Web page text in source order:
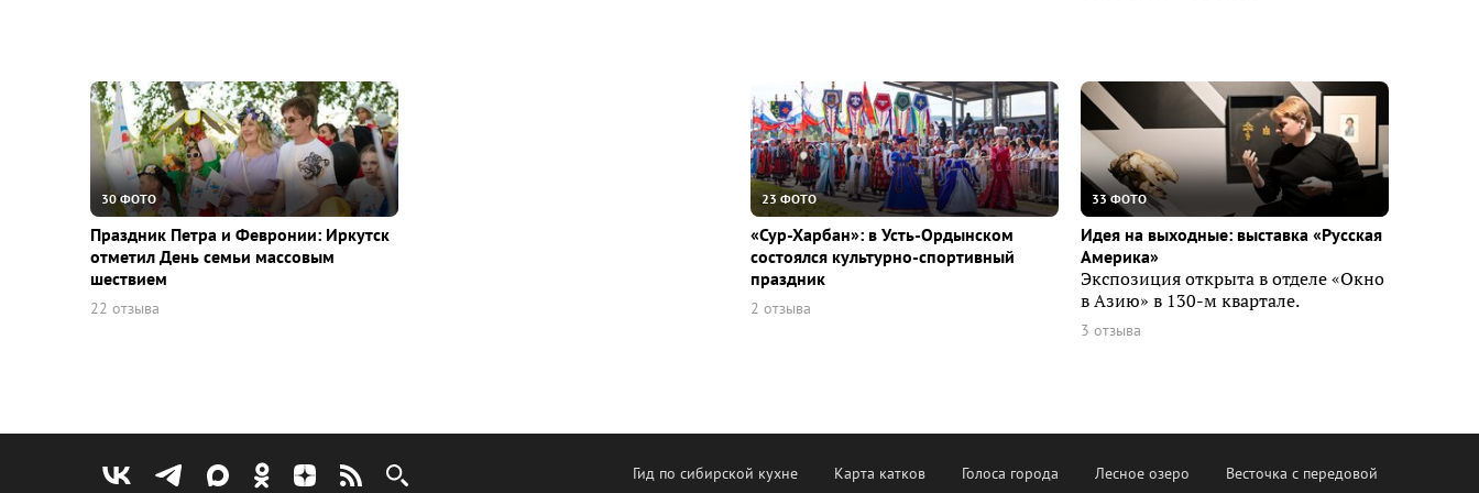
30 ФОТО
Праздник Петра и Февронии: Иркутск
отметил День семьи массовым
шествием
22 отзыва
23 ФОТО
«Сур-Харбан»: в Усть-Ордынском
состоялся культурно-спортивный
праздник
2 отзыва
33 ФОТО
Идея на выходные: выставка «Русская
Америка»
Экспозиция открыта в отделе «Окно
в Азию» в 130-м квартале.
3 отзыва
Гид по сибирской кухне Карта катков Голоса города Лесное озеро Весточка с передовой